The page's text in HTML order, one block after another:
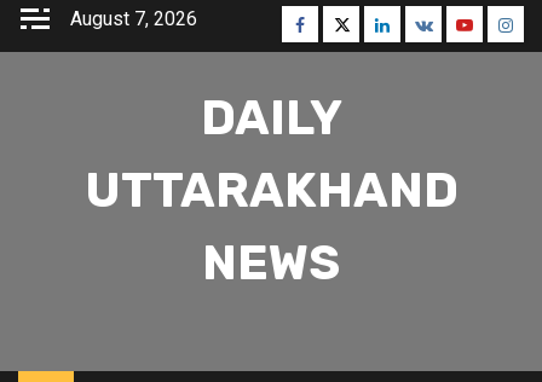
Skip
August 7, 2026 Facebook
TwitterLinkedin
VK Youtube
DAILY
UTTARAKHAND
NEWS